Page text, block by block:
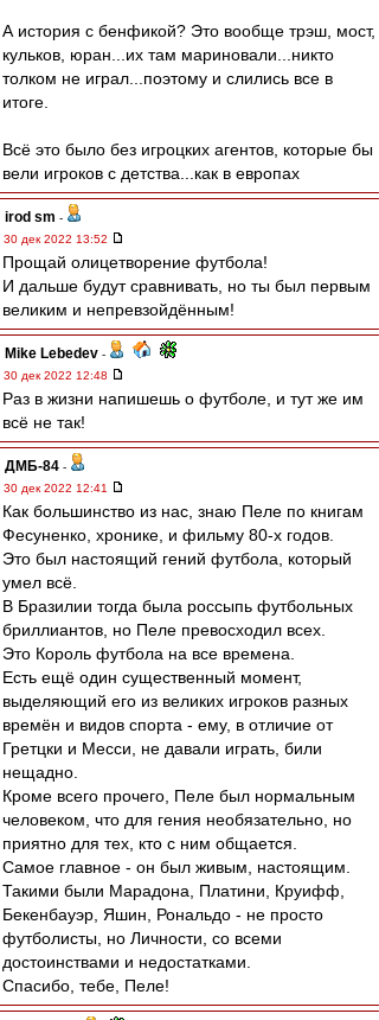
А история с бенфикой? Это вообще трэш, мост,
кульков, юран...их там мариновали...никто
толком не играл...поэтому и слились все в
итоге.
Всё это было без игроцких агентов, которые бы
вели игроков с детства...как в европах
irod sm -
30 дек 2022 13:52
Прощай олицетворение футбола!
И дальше будут сравнивать, но ты был первым
великим и непревзойдённым!
Mike Lebedev -
30 дек 2022 12:48
Раз в жизни напишешь о футболе, и тут же им
всё не так!
ДМБ-84 -
30 дек 2022 12:41
Как большинство из нас, знаю Пеле по книгам
Фесуненко, хронике, и фильму 80-х годов.
Это был настоящий гений футбола, который
умел всё.
В Бразилии тогда была россыпь футбольных
бриллиантов, но Пеле превосходил всех.
Это Король футбола на все времена.
Есть ещё один существенный момент,
выделяющий его из великих игроков разных
времён и видов спорта - ему, в отличие от
Гретцки и Месси, не давали играть, били
нещадно.
Кроме всего прочего, Пеле был нормальным
человеком, что для гения необязательно, но
приятно для тех, кто с ним общается.
Самое главное - он был живым, настоящим.
Такими были Марадона, Платини, Круифф,
Бекенбауэр, Яшин, Рональдо - не просто
футболисты, но Личности, со всеми
достоинствами и недостатками.
Спасибо, тебе, Пеле!